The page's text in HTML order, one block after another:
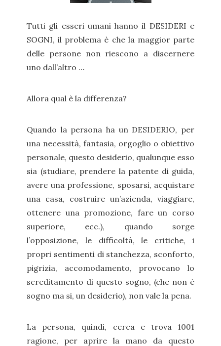
Tutti gli esseri umani hanno il DESIDERI e
SOGNI, il problema è che la maggior parte
delle persone non riescono a discernere
uno dall’altro …
Allora qual è la differenza?
Quando la persona ha un DESIDERIO, per
una necessità, fantasia, orgoglio o obiettivo
personale, questo desiderio, qualunque esso
sia (studiare, prendere la patente di guida,
avere una professione, sposarsi, acquistare
una casa, costruire un’azienda, viaggiare,
ottenere una promozione, fare un corso
superiore, ecc.), quando sorge
l’opposizione, le difficoltà, le critiche, i
propri sentimenti di stanchezza, sconforto,
pigrizia, accomodamento, provocano lo
screditamento di questo sogno, (che non è
sogno ma si, un desiderio), non vale la pena.
La persona, quindi, cerca e trova 1001
ragione, per aprire la mano da questo